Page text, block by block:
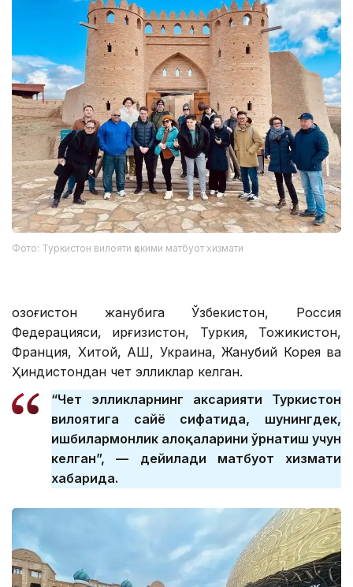
Фото: Туркистон вилояти ҳокими матбуот хизмати
Қозоғистон жанубига Ўзбекистон, Россия
Федерацияси, Қирғизистон, Туркия, Тожикистон,
Франция, Хитой, АҚШ, Украина, Жанубий Корея ва
Ҳиндистондан чет элликлар келган.
“Чет элликларнинг аксарияти Туркистон
вилоятига сайёҳ сифатида, шунингдек,
ишбилармонлик алоқаларини ўрнатиш учун
келган”, — дейилади матбуот хизмати
хабарида.